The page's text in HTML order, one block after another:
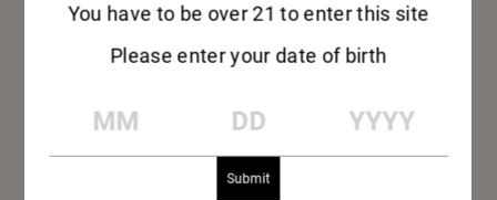
料理のペア
リング
You have to be over 21 to enter this site
Please enter your date of birth